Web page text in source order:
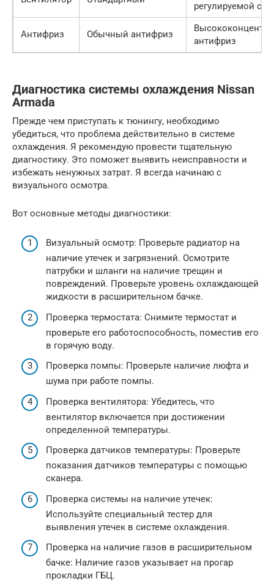
регулируемой
Антифриз Обычный антифриз
антифриз
Диагностика системы охлаждения Nissan
Armada
Прежде чем приступать к тюнингу, необходимо
убедиться, что проблема действительно в системе
охлаждения. Я рекомендую провести тщательную
диагностику. Это поможет выявить неисправности и
избежать ненужных затрат. Я всегда начинаю с
визуального осмотра.
Вот основные методы диагностики:
Визуальный осмотр: Проверьте радиатор на
наличие утечек и загрязнений. Осмотрите
патрубки и шланги на наличие трещин и
повреждений. Проверьте уровень охлаждающей
жидкости в расширительном бачке.
Проверка термостата: Снимите термостат и
проверьте его работоспособность, поместив его
в горячую воду.
Проверка помпы: Проверьте наличие люфта и
шума при работе помпы.
Проверка вентилятора: Убедитесь, что
вентилятор включается при достижении
определенной температуры.
Проверка датчиков температуры: Проверьте
показания датчиков температуры с помощью
сканера.
Проверка системы на наличие утечек:
Используйте специальный тестер для
выявления утечек в системе охлаждения.
Проверка на наличие газов в расширительном
бачке: Наличие газов указывает на прогар
прокладки ГБЦ.